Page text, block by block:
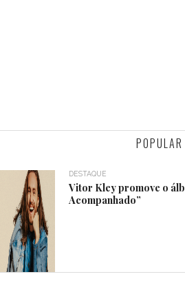
POPULAR
DESTAQUE
Vitor Kley promove o
Acompanhado”